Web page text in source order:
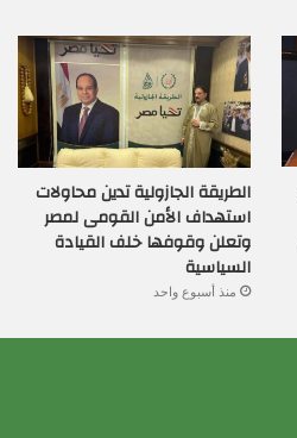
الطريقة الجازولية تدين محاولات
استهداف الأمن القومى لمصر
وتعلن وقوفها خلف القيادة
السياسية
منذ أسبوع واحد